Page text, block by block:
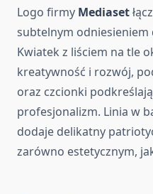
Logo firmy Mediaset
subtelnym odniesieniem
Kwiatek z liściem na tle
kreatywność i rozwój,
oraz czcionki
profesjonalizm. Linia w
dodaje delikatny
zarówno estetycznym,